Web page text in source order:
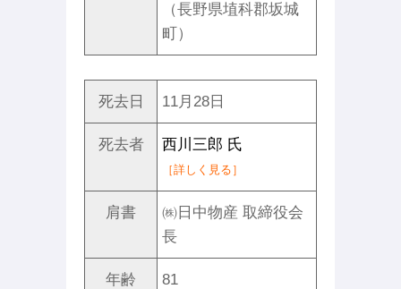
（長野県埴科郡坂城
町）
死去日 11月28日
死去者 西川三郎 氏
［詳しく見る］
肩書
㈱日中物産 取締役会
長
年齢 81